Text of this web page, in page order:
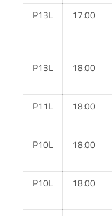
P13L
17:00
P13L 18:00
P11L
18:00
P10L
18:00
P10L
18:00